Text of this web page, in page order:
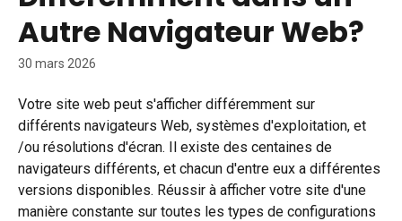
Autre Navigateur Web?
30 mars 2026
Votre site web peut s'afficher différemment sur
différents navigateurs Web, systèmes d'exploitation, et
/ou résolutions d'écran. Il existe des centaines de
navigateurs différents, et chacun d'entre eux a différentes
versions disponibles. Réussir à afficher votre site d'une
manière constante sur toutes les types de configurations